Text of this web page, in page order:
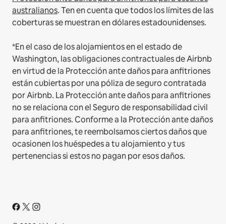
australianos. Ten en cuenta que todos los límites de las
coberturas se muestran en dólares estadounidenses.
*En el caso de los alojamientos en el estado de
Washington, las obligaciones contractuales de Airbnb
en virtud de la Protección ante daños para anfitriones
están cubiertas por una póliza de seguro contratada
por Airbnb. La Protección ante daños para anfitriones
no se relaciona con el Seguro de responsabilidad civil
para anfitriones. Conforme a la Protección ante daños
para anfitriones, te reembolsamos ciertos daños que
ocasionen los huéspedes a tu alojamiento y tus
pertenencias si estos no pagan por esos daños.